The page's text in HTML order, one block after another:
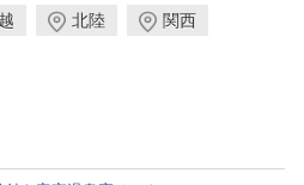
北陸 関西